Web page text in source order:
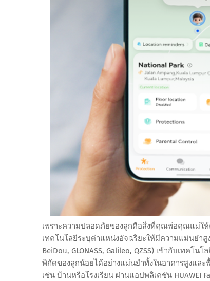
เพราะความปลอดภัยของลูกคือสิ่งที่คุณพ่อคุณแม่ใ
เทคโนโลยีระบุตำแหน่งอัจฉริยะให้มีความแม่นยำสู
BeiDou, GLONASS, Galileo, QZSS) เข้ากับเทค
พิกัดของลูกน้อยได้อย่างแม่นยำทั้งในอาคารสูงแล
เช่น บ้านหรือโรงเรียน ผ่านแอปพลิเคชัน